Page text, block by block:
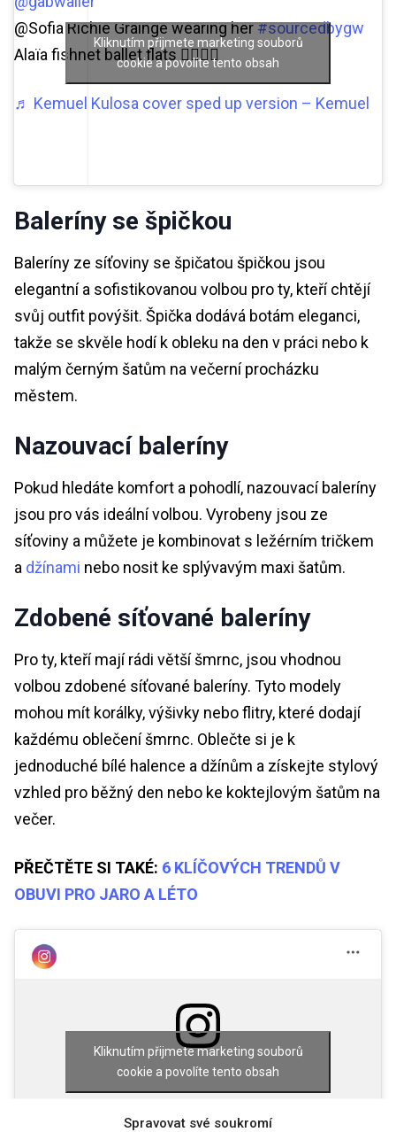
Spravovat své soukromí
@Sofia Richie Grainge wearing her#sourcedbygw
Alaïa fishnet ballet flats 🕵🏼‍♀️🖤
♬ Kemuel Kulosa cover sped up version – Kemuel
Kliknutím přijmete marketing souborů
cookie a povolíte tento obsah
Baleríny se špičkou
Baleríny ze síťoviny se špičatou špičkou jsou
elegantní a sofistikovanou volbou pro ty, kteří chtějí
svůj outfit povýšit. Špička dodává botám eleganci,
takže se skvěle hodí k obleku na den v práci nebo k
malým černým šatům na večerní procházku
městem.
Nazouvací baleríny
Pokud hledáte komfort a pohodlí, nazouvací baleríny
jsou pro vás ideální volbou. Vyrobeny jsou ze
síťoviny a můžete je kombinovat s ležérním tričkem
a džínami nebo nosit ke splývavým maxi šatům.
Zdobené síťované baleríny
Pro ty, kteří mají rádi větší šmrnc, jsou vhodnou
volbou zdobené síťované baleríny. Tyto modely
mohou mít korálky, výšivky nebo flitry, které dodají
každému oblečení šmrnc. Oblečte si je k
jednoduché bílé halence a džínům a získejte stylový
vzhled pro běžný den nebo ke koktejlovým šatům na
večer.
PŘEČTĚTE SI TAKÉ: 6 KLÍČOVÝCH TRENDŮ V
OBUVI PRO JARO A LÉTO
Kliknutím přijmete marketing souborů
cookie a povolíte tento obsah